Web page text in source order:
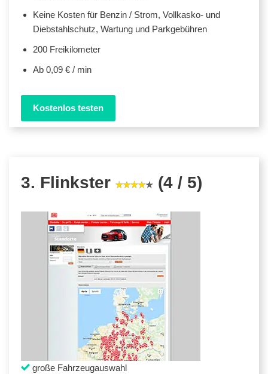
Keine Kosten für Benzin / Strom, Vollkasko- und
Diebstahlschutz, Wartung und Parkgebühren
200 Freikilometer
Ab 0,09 € / min
Kostenlos testen
3. Flinkster (4 / 5)
große Fahrzeugauswahl